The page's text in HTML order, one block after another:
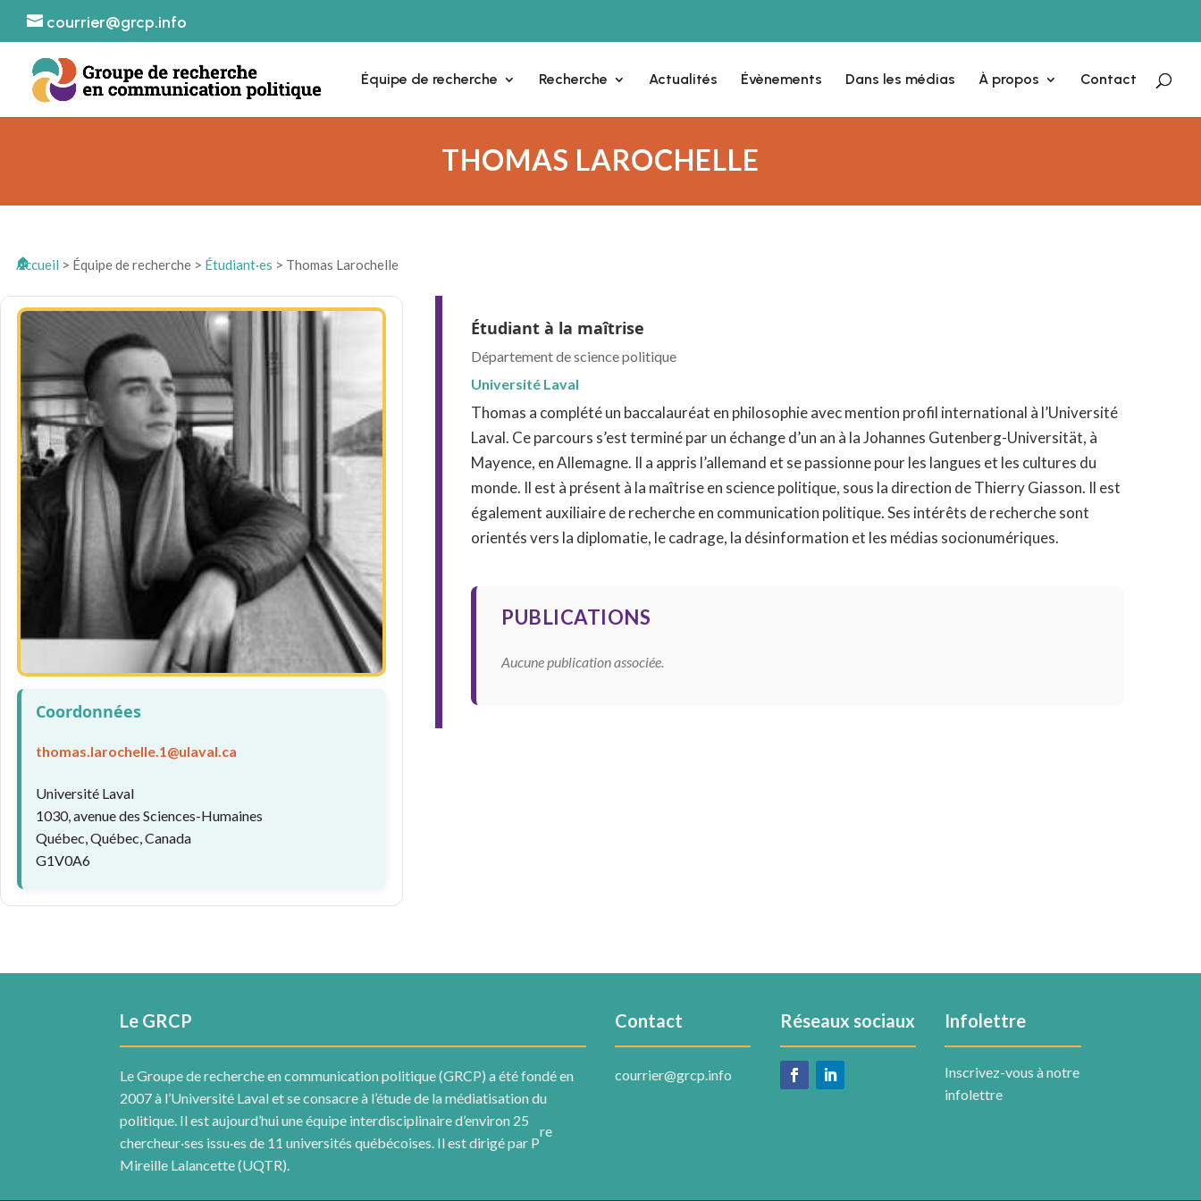
courrier@grcp.info
Équipe de recherche Recherche Actualités Évènements Dans les médias À propos Contact
THOMAS LAROCHELLE
Accueil > Équipe de recherche > Étudiant·es > Thomas Larochelle
Coordonnées
thomas.larochelle.1@ulaval.ca
Université Laval
1030, avenue des Sciences-Humaines
Québec, Québec, Canada
G1V0A6
Étudiant à la maîtrise
Département de science politique
Université Laval
Thomas a complété un baccalauréat en philosophie avec mention profil international à l’Université
Laval. Ce parcours s’est terminé par un échange d’un an à la Johannes Gutenberg-Universität, à
Mayence, en Allemagne. Il a appris l’allemand et se passionne pour les langues et les cultures du
monde. Il est à présent à la maîtrise en science politique, sous la direction de Thierry Giasson. Il est
également auxiliaire de recherche en communication politique. Ses intérêts de recherche sont
orientés vers la diplomatie, le cadrage, la désinformation et les médias socionumériques.
PUBLICATIONS
Aucune publication associée.
Le GRCP
Le Groupe de recherche en communication politique (GRCP) a été fondé en
2007 à l’Université Laval et se consacre à l’étude de la médiatisation du
politique. Il est aujourd’hui une équipe interdisciplinaire d’environ 25
chercheur·ses issu·es de 11 universités québécoises. Il est dirigé par P
re
Mireille Lalancette (UQTR).
Contact
courrier@grcp.info
Réseaux sociaux Infolettre
Inscrivez-vous à notre
infolettre